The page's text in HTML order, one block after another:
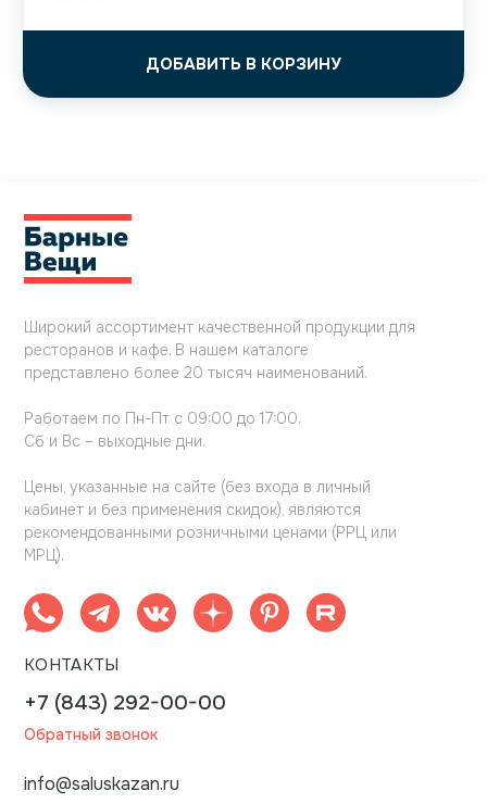
ДОБАВИТЬ В КОРЗИНУ
Широкий ассортимент качественной продукции для
ресторанов и кафе. В нашем каталоге
представлено более 20 тысяч наименований.
Работаем по Пн-Пт с 09:00 до 17:00.
Сб и Вс – выходные дни.
Цены, указанные на сайте (без входа в личный
кабинет и без применения скидок), являются
рекомендованными розничными ценами (РРЦ или
МРЦ).
КОНТАКТЫ
+7 (843) 292-00-00
Обратный звонок
info@saluskazan.ru